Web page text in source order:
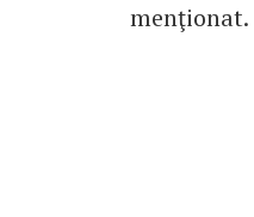
menţionat.